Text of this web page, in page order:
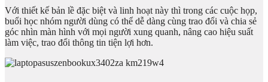
Với thiết kế bản lề đặc biệt và linh hoạt này thì trong các cuộc họp,
buổi học nhóm người dùng có thể dễ dàng cùng trao đổi và chia sẻ
góc nhìn màn hình với mọi người xung quanh, nâng cao hiệu suất
làm việc, trao đổi thông tin tiện lợi hơn.